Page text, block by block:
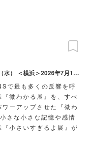
＜東京＞2026年7月1日（水）〜2026年9月30日（水） ＜横浜＞2026年7月17日（金）〜2026年10月18日（日）
で最も多くの反響を呼
『微わかる展』を、すべ
ーアップさせた『微わ
さな小さな記憶や感情
『小さいすぎるよ展』が